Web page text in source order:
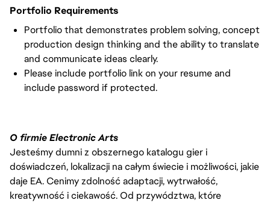
Portfolio Requirements
Portfolio that demonstrates problem solving, concept
production design thinking and the ability to translate
and communicate ideas clearly.
Please include portfolio link on your resume and
include password if protected.
O firmie Electronic Arts
Jesteśmy dumni z obszernego katalogu gier i
doświadczeń, lokalizacji na całym świecie i możliwości, jakie
daje EA. Cenimy zdolność adaptacji, wytrwałość,
kreatywność i ciekawość. Od przywództwa, które